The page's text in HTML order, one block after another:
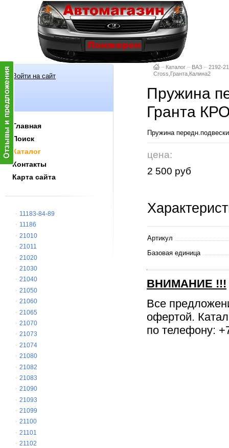
Войти на сайт
Главная
Поиск
Каталог
Контакты
Карта сайта
11183-84-89
11186
21010
21011
21020
21030
21040
21050
21060
21065
21070
21073
21074
21080
21082
21083
21090
21093
21099
21100
21101
21102
– Каталог – ВАЗ – 2192-
Cross,Гранта,Калина2
Пружина
Гранта
Пружина
цена:
2 500 руб
Артикул
Базовая единица
ВНИМАНИЕ !!!
Все
офертой.
по телефону: